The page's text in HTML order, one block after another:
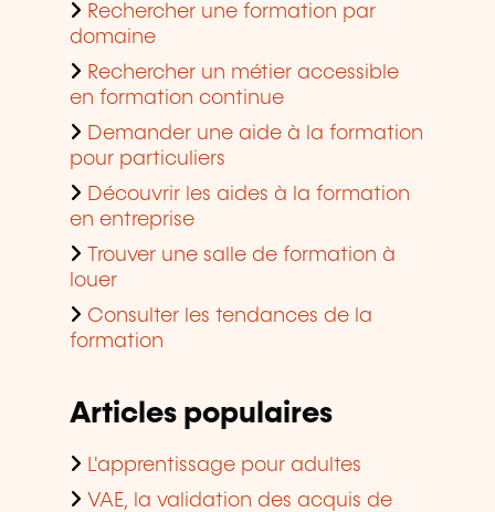
Rechercher une formation par
domaine
Rechercher un métier accessible
en formation continue
Demander une aide à la formation
pour particuliers
Découvrir les aides à la formation
en entreprise
Trouver une salle de formation à
louer
Consulter les tendances de la
formation
Articles populaires
L'apprentissage pour adultes
VAE, la validation des acquis de